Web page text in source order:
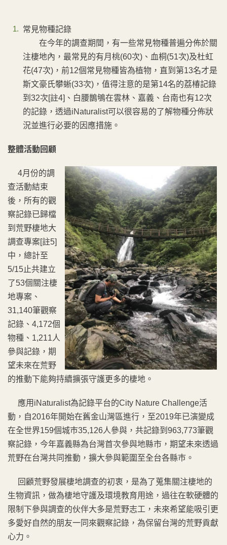
常見物種記錄
在今年的調查期間，有一些常見物種普遍分佈於關
注棲地內，最常見的有月桃(60次)、血桐(51次)及杜虹
花(47次)，前12個常見物種皆為植物，直到第13名才是
斯文豪氏攀蜥(33次)，值得注意的是第14名的荔椿記錄
到32次[註4]、白腰鵲鴝在雲林、嘉義、台南也有12次
的記錄，透過iNaturalist可以很容易的了解物種分佈狀
況並進行必要的因應措施。
整體活動回顧
4月份的調
查活動結束
後，所有的觀
察記錄已歸檔
到荒野棲地大
調查專案[註5]
中，總計至
5/15止共建立
了53個關注棲
地專案、
31,140筆觀察
記錄、4,172個
物種、1,211人
參與記錄，期
望未來在荒野
的推動下能夠持續擴張守護更多的棲地。
應用iNaturalist為記錄平台的City Nature Challenge活
動，自2016年開始在舊金山灣區進行，至2019年已演變成
在全世界159個城巿35,126人參與，共記錄到963,773筆觀
察記錄，今年嘉義縣為台灣首次參與地縣市，期望未來透過
荒野在台灣共同推動，擴大參與範圍至全台各縣巿。
回顧荒野發展棲地調查的初衷，是為了蒐集關注棲地的
生物資訊，做為棲地守護及環境教育用途，過往在軟硬體的
限制下參與調查的伙伴大多是荒野志工，未來希望能吸引更
多愛好自然的朋友一同來觀察記錄，為保留台灣的荒野貢獻
心力。